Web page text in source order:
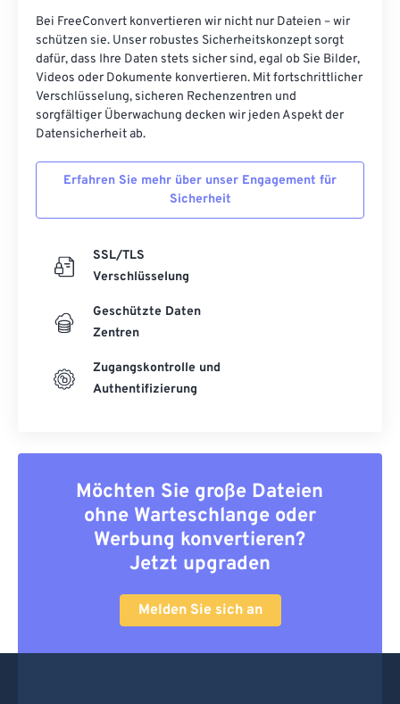
Bei FreeConvert konvertieren wir nicht nur Dateien – wir
schützen sie. Unser robustes Sicherheitskonzept sorgt
dafür, dass Ihre Daten stets sicher sind, egal ob Sie Bilder,
Videos oder Dokumente konvertieren. Mit fortschrittlicher
Verschlüsselung, sicheren Rechenzentren und
sorgfältiger Überwachung decken wir jeden Aspekt der
Datensicherheit ab.
Erfahren Sie mehr über unser Engagement für
Sicherheit
SSL/TLS
Verschlüsselung
Geschützte Daten
Zentren
Zugangskontrolle und
Authentifizierung
Möchten Sie große Dateien
ohne Warteschlange oder
Werbung konvertieren?
Jetzt upgraden
Melden Sie sich an